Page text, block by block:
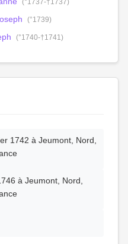
(°1737-†1737)
(°1739)
(°1740-†1741)
1742 à Jeumont, Nord,
à Jeumont, Nord,